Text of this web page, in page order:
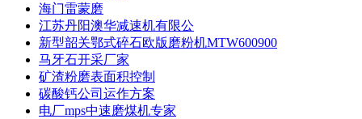
海门雷蒙磨
江苏丹阳澳华减速机有限公
新型韶关鄂式碎石欧版磨粉机MTW600900
马牙石开采厂家
矿渣粉磨表面积控制
碳酸钙公司运作方案
电厂mps中速磨煤机专家